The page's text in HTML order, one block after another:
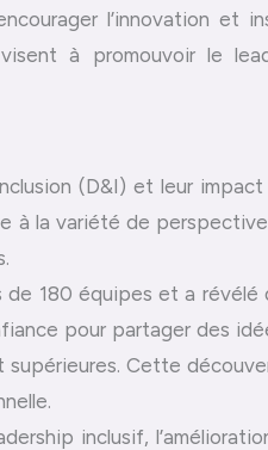
l’innovation et
à promouvoir le
(D&I) et leur
à la variété de
180 équipes et a
pour partager des
Cette
inclusif,